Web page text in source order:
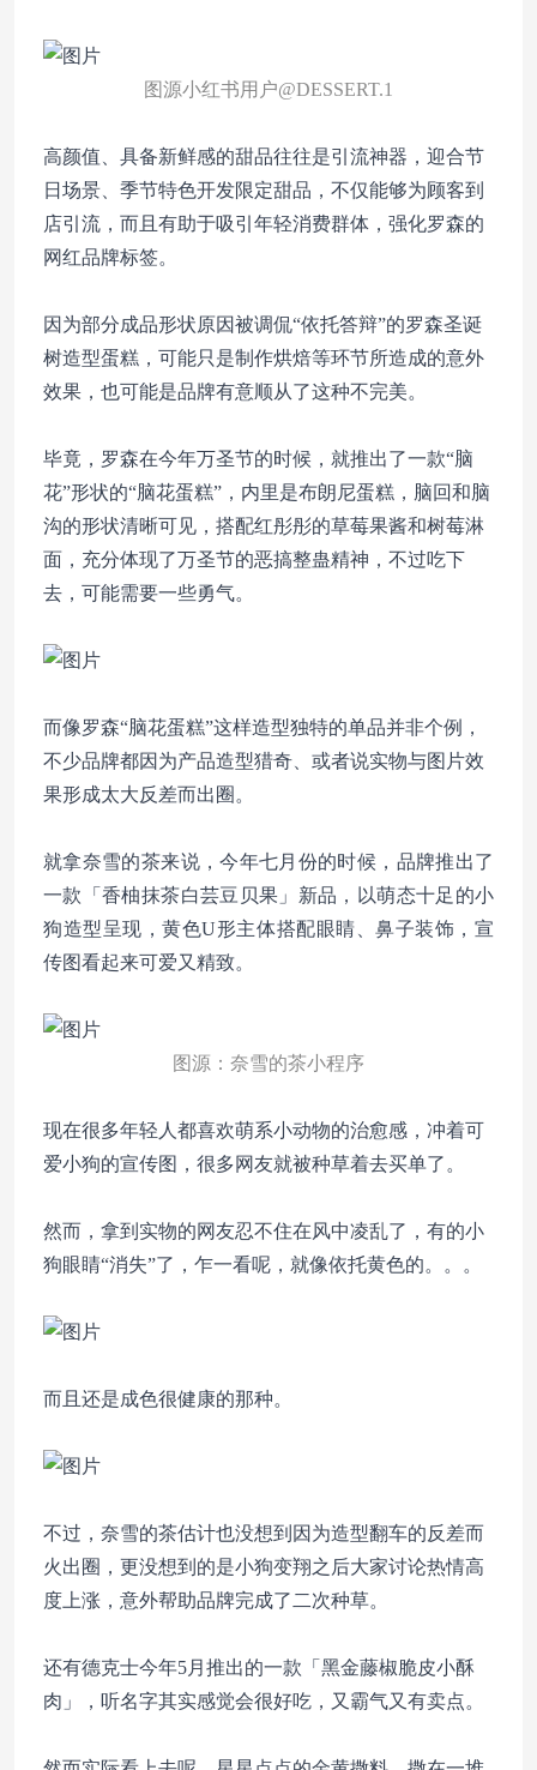
图源小红书用户@DESSERT.1
高颜值、具备新鲜感的甜品往往是引流神器，迎合节
日场景、季节特色开发限定甜品，不仅能够为顾客到
店引流，而且有助于吸引年轻消费群体，强化罗森的
网红品牌标签。
因为部分成品形状原因被调侃“依托答辩”的罗森圣诞
树造型蛋糕，可能只是制作烘焙等环节所造成的意外
效果，也可能是品牌有意顺从了这种不完美。
毕竟，罗森在今年万圣节的时候，就推出了一款“脑
花”形状的“脑花蛋糕”，内里是布朗尼蛋糕，脑回和脑
沟的形状清晰可见，搭配红彤彤的草莓果酱和树莓淋
面，充分体现了万圣节的恶搞整蛊精神，不过吃下
去，可能需要一些勇气。
而像罗森“脑花蛋糕”这样造型独特的单品并非个例，
不少品牌都因为产品造型猎奇、或者说实物与图片效
果形成太大反差而出圈。
就拿奈雪的茶来说，今年七月份的时候，品牌推出了
一款「香柚抹茶白芸豆贝果」新品，以萌态十足的小
狗造型呈现，黄色U形主体搭配眼睛、鼻子装饰，宣
传图看起来可爱又精致。
图源：奈雪的茶小程序
现在很多年轻人都喜欢萌系小动物的治愈感，冲着可
爱小狗的宣传图，很多网友就被种草着去买单了。
然而，拿到实物的网友忍不住在风中凌乱了，有的小
狗眼睛“消失”了，乍一看呢，就像依托黄色的。。。
而且还是成色很健康的那种。
不过，奈雪的茶估计也没想到因为造型翻车的反差而
火出圈，更没想到的是小狗变翔之后大家讨论热情高
度上涨，意外帮助品牌完成了二次种草。
还有德克士今年5月推出的一款「黑金藤椒脆皮小酥
肉」，听名字其实感觉会很好吃，又霸气又有卖点。